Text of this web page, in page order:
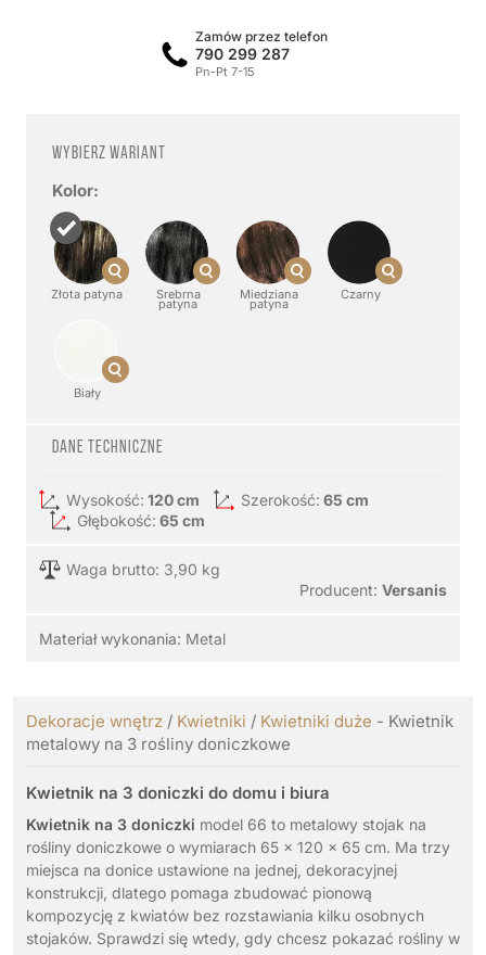
Zamów przez telefon
790 299 287
Pn-Pt 7-15
Wybierz wariant
Kolor:
Złota patyna Srebrna
patyna
Miedziana
patyna
Czarny
Biały
Dane techniczne
Wysokość: 120 cm Szerokość: 65 cm
Głębokość: 65 cm
Waga brutto: 3,90 kg
Producent: Versanis
Materiał wykonania: Metal
Dekoracje wnętrz / Kwietniki / Kwietniki duże - Kwietnik
metalowy na 3 rośliny doniczkowe
Kwietnik na 3 doniczki do domu i biura
Kwietnik na 3 doniczki model 66 to metalowy stojak na
rośliny doniczkowe o wymiarach 65 x 120 x 65 cm. Ma trzy
miejsca na donice ustawione na jednej, dekoracyjnej
konstrukcji, dlatego pomaga zbudować pionową
kompozycję z kwiatów bez rozstawiania kilku osobnych
stojaków. Sprawdzi się wtedy, gdy chcesz pokazać rośliny w